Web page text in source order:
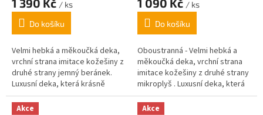
1 390 Kč / ks
Do košíku
Velmi hebká a měkoučká deka,
vrchní strana imitace kožešiny z
druhé strany jemný beránek.
Luxusní deka, která krásně
zahřeje a zkrášlí Váš domov.
1 090 Kč / ks
Do košíku
Oboustranná - Velmi hebká a
měkoučká deka, vrchní strana
imitace kožešiny z druhé strany
mikroplyš . Luxusní deka, která
krásně zahřeje a zkrášlí Váš
domov. gramáž870g/m2
Akce
Akce